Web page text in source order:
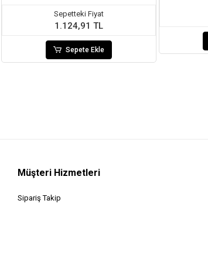
Sepetteki Fiyat
1.124,91 TL
Sepete Ekle
Müşteri Hizmetleri
Sipariş Takip